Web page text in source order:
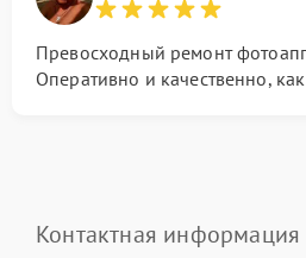
Превосходный ремонт
Оперативно и качественно, как
Контактная информация